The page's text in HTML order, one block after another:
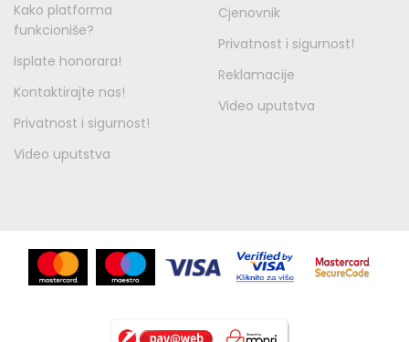
Kako platforma
funkcioniše?
Isplate honorara!
Kontaktirajte nas!
Privatnost i sigurnost!
Video uputstva
Cjenovnik
Privatnost i sigurnost!
Reklamacije
Video uputstva